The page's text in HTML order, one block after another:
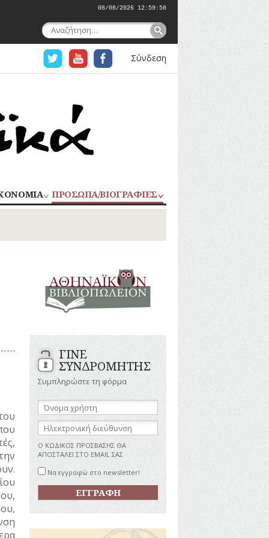
08/08/2026 12:59:59
Αναζήτηση
για:
Σύνδεση
ΠΡΟΣΩΠΑ/ΒΙΟΓΡΑΦΙΕΣ
ΑΓΩΝΙΣΤΕΣ
ΑΡΧΙΤΕΚΤΟΝΕΣ
ΕΚΚΛΗΣΙΑΣΤΙΚΟΙ
ΑΝΔΡΕΣ
ΕΛΛΗΝΙΚΕΣ
ΠΡΟΣΩΠΙΚΟΤΗΤΕΣ
ΕΠΙΧΕΙΡΗΜΑΤΙΕΣ
ΗΘΟΠΟΙΟΙ
ΚΑΛΛΙΤΕΧΝΕΣ
ΞΕΝΕΣ
ΠΡΟΣΩΠΙΚΟΤΗΤΕΣ
ΑΘΛΗΤΙΣΜΟΥ
ΠΕΡΙΗΓΗΤΕΣ
ΠΟΛΙΤΙΚΟΙ
ΣΥΓΓΡΑΦΕΙΣ
–
ΦΙΛΕΛΛΗΝΕΣ
ΓΙΝΕ
ΣΥΝΔΡΟΜΗΤΗΣ
Συμπληρώστε τη φόρμα
Όνομα
χρήστη:
Ηλεκτρονική
διεύθυνση:
Ο ΚΩΔΙΚΟΣ ΠΡΟΣΒΑΣΗΣ ΘΑ
ΑΠΟΣΤΑΛΕΙ ΣΤΟ EMAIL ΣΑΣ
Να εγγραφώ στο newsletter!